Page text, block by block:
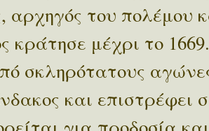
αρχηγός του πολέμου
κράτησε μέχρι το
σκληρότατους
και επιστρέφει